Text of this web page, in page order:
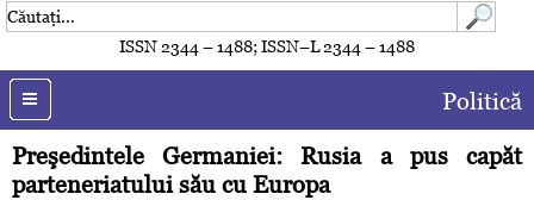
ISSN 2344 – 1488; ISSN–L 2344 – 1488
Politică
Preşedintele Germaniei: Rusia a pus capăt
parteneriatului său cu Europa